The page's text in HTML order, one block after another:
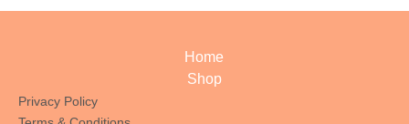
Home
Shop
Privacy Policy